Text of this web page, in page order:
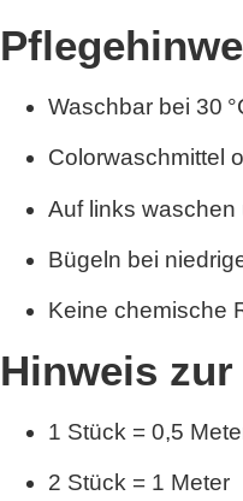
Waschbar bei 30
Colorwaschmittel
Auf links waschen
Bügeln bei
Keine chemische
Hinweis
1 Stück = 0,5
2 Stück = 1 Meter